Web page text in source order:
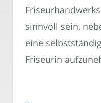
sinnvoll sein,
eine
Friseurin